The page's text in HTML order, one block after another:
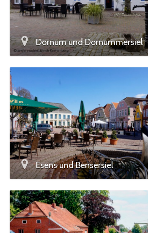
Dornum und Dornummersiel
Esens und Bensersiel